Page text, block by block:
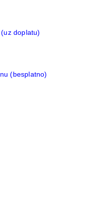
doplatu)
(besplatno)